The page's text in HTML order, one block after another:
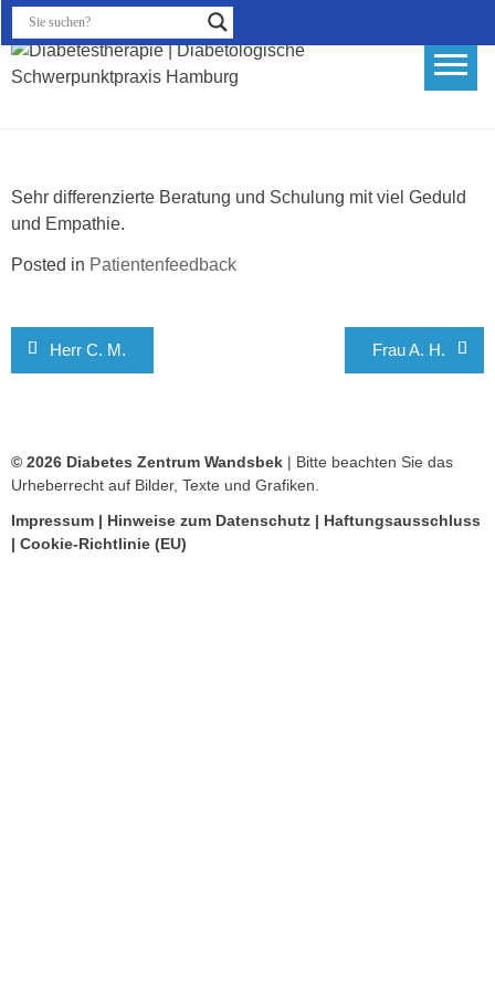
Skip
to
Schwerpunktpraxis Hamburg
Sehr differenzierte Beratung und Schulung mit viel Geduld
und Empathie.
Posted in Patientenfeedback
Beitragsnavigation
Herr C. M. Frau A. H.
© 2026 Diabetes Zentrum Wandsbek | Bitte beachten Sie das
Urheberrecht auf Bilder, Texte und Grafiken.
Impressum | Hinweise zum Datenschutz | Haftungsausschluss
| Cookie-Richtlinie (EU)